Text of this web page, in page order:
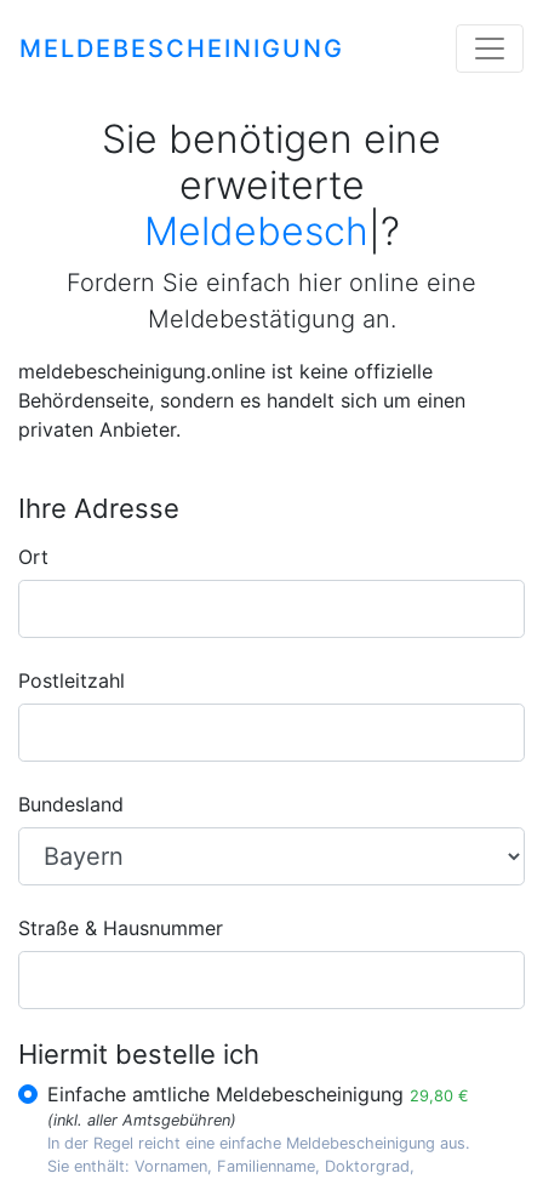
MELDEBESCHEINIGUNG
Sie benötigen eine
erweiterte
Meldebescheini
Fordern Sie einfach hier online eine
Meldebestätigung an.
meldebescheinigung.online ist keine offizielle
Behördenseite, sondern es handelt sich um einen
privaten Anbieter.
Ihre Adresse
Ort
Postleitzahl
Bundesland
Straße & Hausnummer
Hiermit bestelle ich
Einfache amtliche Meldebescheinigung 29,80 €
(inkl. aller Amtsgebühren)
In der Regel reicht eine einfache Meldebescheinigung aus.
Sie enthält: Vornamen, Familienname, Doktorgrad,